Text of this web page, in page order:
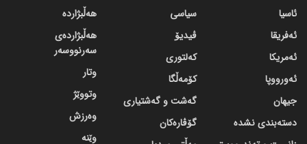
ئاسیا
ئەفریقا
ئەمریکا
ئەورووپا
جیهان
دسته‌بندی نشده
سیاسی
ڤیدیۆ
کەلتوری
کۆمەڵگا
گه‌شت و گه‌شتیاری
گۆڤاره‌کان
هەڵبژاردە
هەڵبژاردەی
سەرنووسەر
وتار
وتووێژ
وەرزش
وێنە